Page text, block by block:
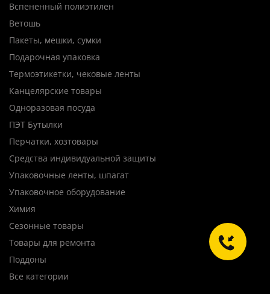
Вспененный полиэтилен
Ветошь
Пакеты, мешки, сумки
Подарочная упаковка
Термоэтикетки, чековые ленты
Канцелярские товары
Одноразовая посуда
ПЭТ Бутылки
Перчатки, хозтовары
Средства индивидуальной защиты
Упаковочные ленты, шпагат
Упаковочное оборудование
Химия
Сезонные товары
Товары для ремонта
Поддоны
Все категории